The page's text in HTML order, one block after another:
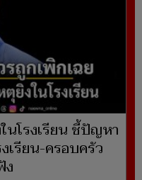
นโรงเรียน ชี้ปัญหา
งเรียน-ครอบครัว